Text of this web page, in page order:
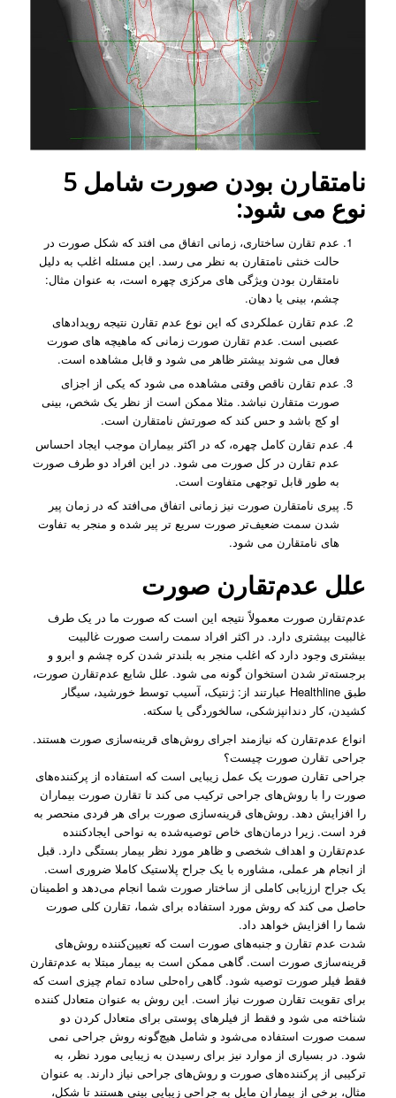
نامتقارن بودن صورت شامل 5
نوع می شود:
عدم تقارن ساختاری، زمانی اتفاق می افتد که شکل صورت در
حالت خنثی نامتقارن به نظر می رسد. این مسئله اغلب به دلیل
نامتقارن بودن ویژگی های مرکزی چهره است، به عنوان مثال:
چشم، بینی یا دهان.
عدم تقارن عملکردی که این نوع عدم تقارن نتیجه رویدادهای
عصبی است. عدم تقارن صورت زمانی که ماهیچه های صورت
فعال می شوند بیشتر ظاهر می شود و قابل مشاهده است.
عدم تقارن ناقص وقتی مشاهده می شود که یکی از اجزای
صورت متقارن نباشد. مثلا ممکن است از نظر یک شخص، بینی
او کج باشد و حس کند که صورتش نامتقارن است.
عدم تقارن کامل چهره، که در اکثر بیماران موجب ایجاد احساس
عدم تقارن در کل صورت می شود. در این افراد دو طرف صورت
به طور قابل توجهی متفاوت است.
پیری نامتقارن صورت نیز زمانی اتفاق می‌افتد که در زمان پیر
شدن سمت ضعیف‌تر صورت سریع ‌تر پیر شده و منجر به تفاوت
‌های نامتقارن می‌ شود.
علل عدم‌تقارن صورت
عدم‌تقارن صورت معمولاً نتیجه این است که صورت ما در یک طرف
غالبیت بیشتری دارد. در اکثر افراد سمت راست صورت غالبیت
بیشتری وجود دارد که اغلب منجر به بلندتر شدن کره چشم و ابرو و
برجسته‌‌تر شدن استخوان گونه می ‌شود. علل شایع عدم‌تقارن صورت،
طبق Healthline عبارتند از: ژنتیک، آسیب توسط خورشید، سیگار
کشیدن، کار دندانپزشکی، سالخوردگی یا سکته.
انواع عدم‌تقارن که نیازمند اجرای روش‌های قرینه‌سازی صورت هستند.
جراحی تقارن صورت چیست؟
جراحی تقارن صورت یک عمل زیبایی است که استفاده از پرکننده‌های
صورت را با روش‌های جراحی ترکیب می کند تا تقارن صورت بیماران
را افزایش دهد. روش‌های قرینه‌سازی صورت برای هر فردی منحصر به
فرد است. زیرا درمان‌های خاص توصیه‌شده به نواحی ایجادکننده
عدم‌تقارن و اهداف شخصی و ظاهر مورد نظر بیمار بستگی دارد. قبل
از انجام هر عملی، مشاوره با یک جراح پلاستیک کاملا ضروری است.
یک جراح ارزیابی کاملی از ساختار صورت شما انجام می‌دهد و اطمینان
حاصل می کند که روش مورد استفاده برای شما، تقارن کلی صورت
شما را افزایش خواهد داد.
شدت عدم تقارن و جنبه‌های صورت است که تعیین‌کننده روش‌های
قرینه‌سازی صورت است. گاهی ممکن است به بیمار مبتلا به عدم‌تقارن
فقط فیلر صورت توصیه شود. گاهی راه‌حلی ساده تمام چیزی است که
برای تقویت تقارن صورت نیاز است. این روش به عنوان متعادل کننده
شناخته می شود و فقط از فیلرهای پوستی برای متعادل کردن دو
سمت صورت استفاده می‌شود و شامل هیچ‌گونه روش جراحی نمی
شود. در بسیاری از موارد نیز برای رسیدن به زیبایی مورد نظر، به
ترکیبی از پرکننده‌های صورت و روش‌های جراحی نیاز دارند. به عنوان
مثال، برخی از بیماران مایل به جراحی زیبایی بینی هستند تا شکل،